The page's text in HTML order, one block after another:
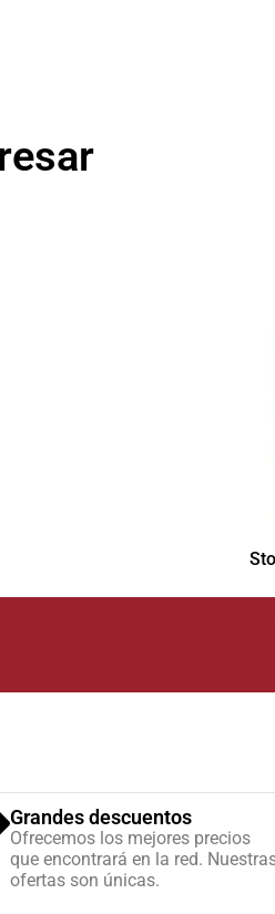
Grandes descuentos
Ofrecemos los mejores precios
que encontrará en la red.
ofertas son únicas.